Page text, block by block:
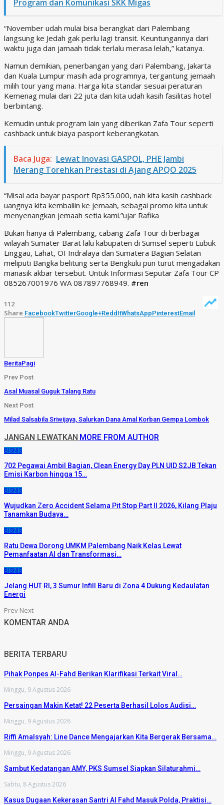
Program dan Komunikasi SKK Migas
“November udah mulai bisa berangkat dari Palembang
langsung ke Jedah gak perlu lagi transit. Keuntungannya dari
waktu juga dan jamaah tidak terlalu merasa lelah,” katanya.
Namun demikian, penerbangan yang dari Palembang, Jakarta
dan Kuala Lumpur masih ada programnya, tergantung jemaah
milih tour yang mana. Harga kita standar sesuai peraturan
Kemenag mulai dari 22 juta dan kita udah kasih fasilitas hotel
berbintang.
Kemudin untuk program lain yang diberikan Zafa Tour seperti
cashback untuk biaya pasport keberangkatan.
Baca Juga: Lewat Inovasi GASPOL, PHE Jambi
Merang Torehkan Prestasi di Ajang APQO 2025
“Misal ada bayar pasport Rp355.000, nah kita kasih cashback
uangnya kita kembaliin ke jemaah, sebagai promo kita untuk
menyenangkan jemaah setia kami.”ujar Rafika
Bukan hanya di Palembang, cabang Zafa Tour di berbagai
wilayah Sumater Barat lalu kabupaten di Sumsel seperti Lubuk
Linggau, Lahat, OI Indralaya dan Sumatera Bagian Selatan
meliputi Bangka belitung serta Bengkulu pun turut mengadakan
manasik akbar tersebut. Untuk Informasi Seputar Zafa Tour CP
085267001976 WA 087897768949. #ren
112
Share FacebookTwitterGoogle+ReddItWhatsAppPinterestEmail
BeritaPagi
Prev Post
Asal Muasal Guguk Talang Ratu
Next Post
Milad Salsabila Sriwijaya, Salurkan Dana Amal Korban Gempa Lombok
JANGAN LEWATKAN MORE FROM AUTHOR
BISNIS
702 Pegawai Ambil Bagian, Clean Energy Day PLN UID S2JB Tekan
Emisi Karbon hingga 15…
BISNIS
Wujudkan Zero Accident Selama Pit Stop Part II 2026, Kilang Plaju
Tanamkan Budaya…
BISNIS
Ratu Dewa Dorong UMKM Palembang Naik Kelas Lewat
Pemanfaatan AI dan Transformasi…
BISNIS
Jelang HUT RI, 3 Sumur Infill Baru di Zona 4 Dukung Kedaulatan
Energi
Prev Next
KOMENTAR ANDA
BERITA TERBARU
Pihak Ponpes Al-Fahd Berikan Klarifikasi Terkait Viral…
Minggu, 9 Agustus 2026
Persaingan Makin Ketat! 22 Peserta Berhasil Lolos Audisi…
Minggu, 9 Agustus 2026
Riffi Amalsyah: Line Dance Mengajarkan Kita Bergerak Bersama…
Minggu, 9 Agustus 2026
Sambut Kedatangan AMY, PKS Sumsel Siapkan Silaturahmi…
Sabtu, 8 Agustus 2026
Kasus Dugaan Kekerasan Santri Al Fahd Masuk Polda, Praktisi…